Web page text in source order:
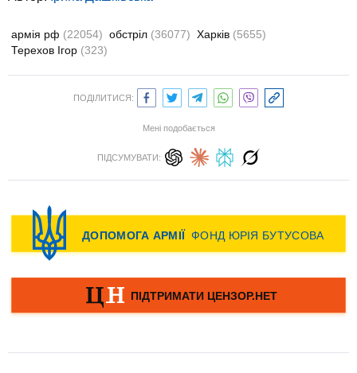
армія рф (22054) обстріл (36077) Харків (5655)
Терехов Ігор (323)
ПОДІЛИТИСЯ:
Мені подобається
ПІДСУМУВАТИ: